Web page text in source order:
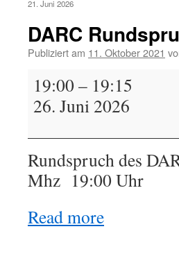
21. Juni 2026
DARC
Publiziert am 11. Oktober 2021
DARC
Rundspruch
DBØRWP
19:00– 19:15
26. Juni 2026
Rundspruch des
Mhz 19:00 Uhr
Read more